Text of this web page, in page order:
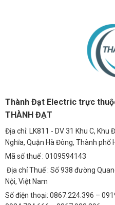
Thành Đạt Electric trực
THÀNH ĐẠT
Địa chỉ: LK811 - DV 31 Khu C,
Nghĩa, Quận Hà Đông, Thành phố
Mã số thuế : 0109594143
Địa chỉ Thuế : Số 938 đường
Nội, Việt Nam
Số điện thoại: 0867.224.396 –